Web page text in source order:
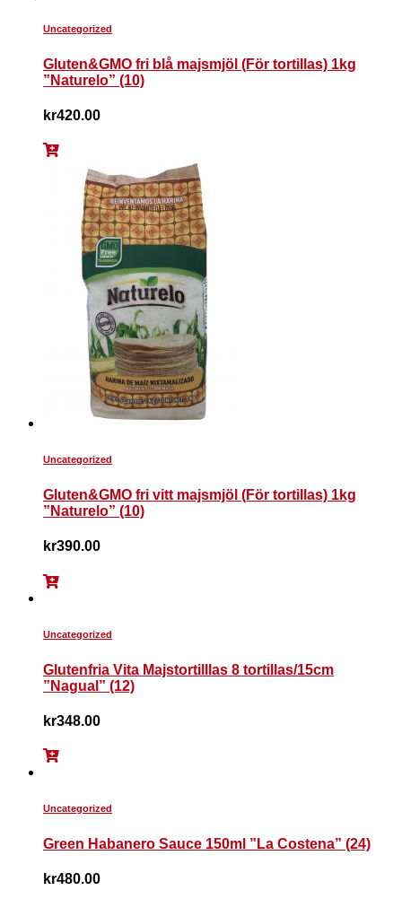
Uncategorized
Gluten&GMO fri blå majsmjöl (För tortillas) 1kg
”Naturelo” (10)
kr420.00
Uncategorized
Gluten&GMO fri vitt majsmjöl (För tortillas) 1kg
”Naturelo” (10)
kr390.00
Uncategorized
Glutenfria Vita Majstortilllas 8 tortillas/15cm
”Nagual” (12)
kr348.00
Uncategorized
Green Habanero Sauce 150ml ”La Costena” (24)
kr480.00